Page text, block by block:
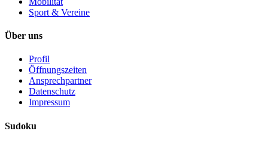
Sport & Vereine
Über uns
Profil
Öffnungszeiten
Ansprechpartner
Datenschutz
Impressum
Sudoku